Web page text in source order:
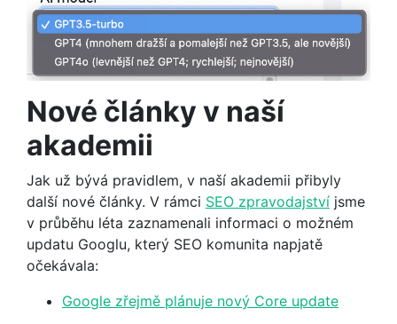
Nové články v naší
akademii
Jak už bývá pravidlem, v naší akademii přibyly
další nové články. V rámci SEO zpravodajství jsme
v průběhu léta zaznamenali informaci o možném
updatu Googlu, který SEO komunita napjatě
očekávala:
Google zřejmě plánuje nový Core update